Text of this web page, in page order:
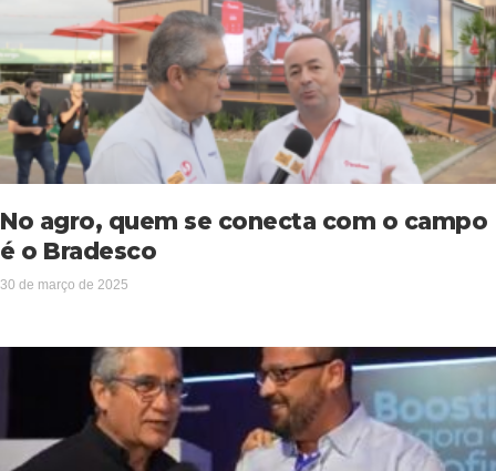
No agro, quem se conecta com o campo
é o Bradesco
30 de março de 2025